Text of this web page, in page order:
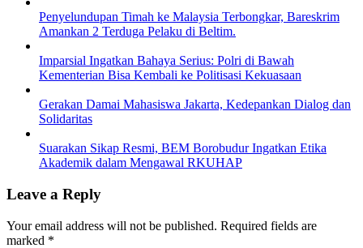
Penyelundupan Timah ke Malaysia Terbongkar, Bareskrim
Amankan 2 Terduga Pelaku di Beltim.
Imparsial Ingatkan Bahaya Serius: Polri di Bawah
Kementerian Bisa Kembali ke Politisasi Kekuasaan
Gerakan Damai Mahasiswa Jakarta, Kedepankan Dialog dan
Solidaritas
Suarakan Sikap Resmi, BEM Borobudur Ingatkan Etika
Akademik dalam Mengawal RKUHAP
Leave a Reply
Your email address will not be published. Required fields are
marked *